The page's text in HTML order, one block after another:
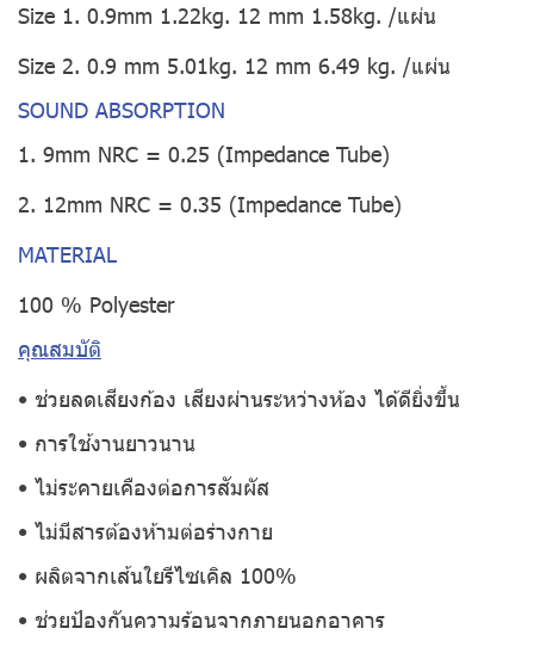
Size 1. 0.9mm 1.22kg. 12 mm 1.58kg. /แผ่น
Size 2. 0.9 mm 5.01kg. 12 mm 6.49 kg. /แผ่น
SOUND ABSORPTION
1. 9mm NRC = 0.25 (Impedance Tube)
2. 12mm NRC = 0.35 (Impedance Tube)
MATERIAL
100 % Polyester
คุณสมบัติ
• ช่วยลดเสียงก้อง เสียงผ่านระหว่างห้อง ได้ดียิ่งขึ้น
• การใช้งานยาวนาน
• ไม่ระคายเคืองต่อการสัมผัส
• ไม่มีสารต้องห้ามต่อร่างกาย
• ผลิตจากเส้นใยรีไซเคิล 100%
• ช่วยป้องกันความร้อนจากภายนอกอาคาร